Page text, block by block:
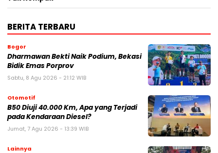
BERITA TERBARU
Bogor
Dharmawan Bekti Naik Podium, Bekasi
Bidik Emas Porprov
Sabtu, 8 Agu 2026 - 21:12 WIB
Otomotif
B50 Diuji 40.000 Km, Apa yang Terjadi
pada Kendaraan Diesel?
Jumat, 7 Agu 2026 - 13:39 WIB
Lainnya